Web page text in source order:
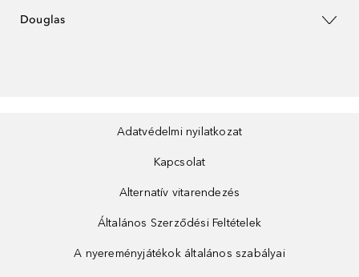
Douglas
Adatvédelmi nyilatkozat
Kapcsolat
Alternatív vitarendezés
Általános Szerződési Feltételek
A nyereményjátékok általános szabályai